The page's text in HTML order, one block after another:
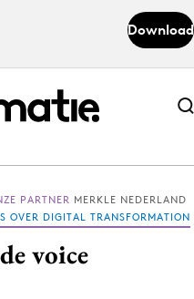
Download
Abonneer nu
Abonneer nu
PARTNER MERKLE NEDERLAND
OVER DIGITAL TRANSFORMATION
voice